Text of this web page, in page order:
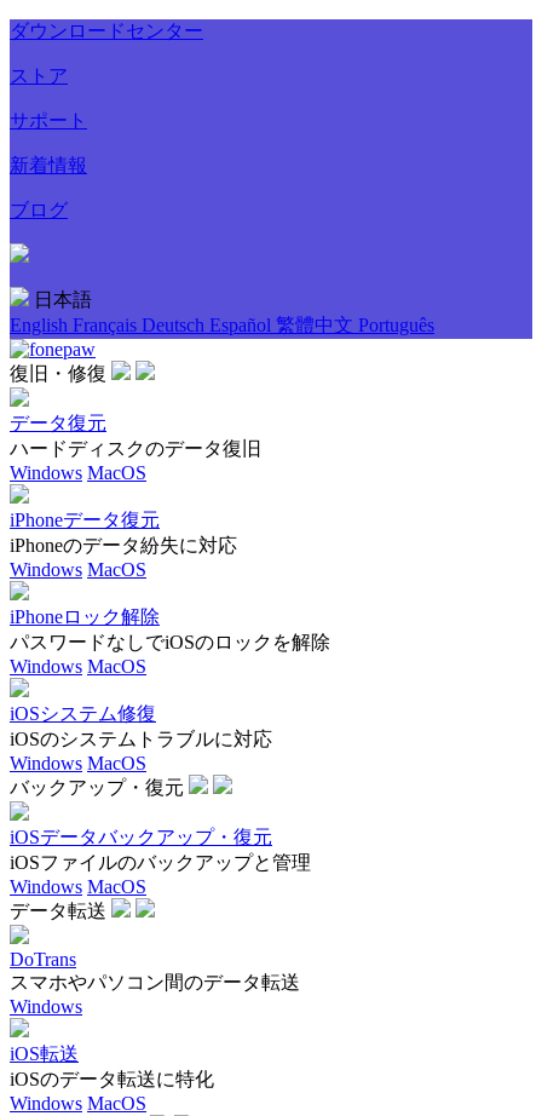
ダウンロードセンター
ストア
サポート
新着情報
ブログ
日本語
English Français Deutsch Español 繁體中文 Português
復旧・修復
データ復元
ハードディスクのデータ復旧
Windows MacOS
iPhoneデータ復元
iPhoneのデータ紛失に対応
Windows MacOS
iPhoneロック解除
パスワードなしでiOSのロックを解除
Windows MacOS
iOSシステム修復
iOSのシステムトラブルに対応
Windows MacOS
バックアップ・復元
iOSデータバックアップ・復元
iOSファイルのバックアップと管理
Windows MacOS
データ転送
DoTrans
スマホやパソコン間のデータ転送
Windows
iOS転送
iOSのデータ転送に特化
Windows MacOS